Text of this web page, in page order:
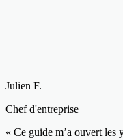
Julien F.
Chef d'entreprise
« Ce guide m’a ouvert les